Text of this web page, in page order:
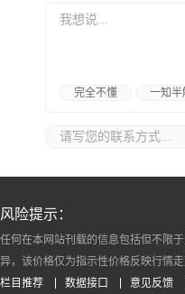
完全不懂 一知半
风险提示：
任何在本网站刊载的信息包括但不限
异，该价格仅为指示性价格反映行情
栏目推荐
数据接口 意见反馈